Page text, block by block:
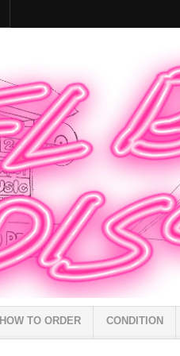
HOW TO ORDER CONDITION